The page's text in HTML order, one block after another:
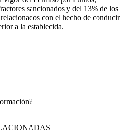
sancionados y del 13% de los
con el hecho de conducir
a la establecida.